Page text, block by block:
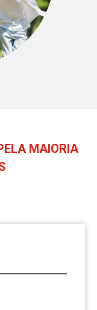
MAIORIA